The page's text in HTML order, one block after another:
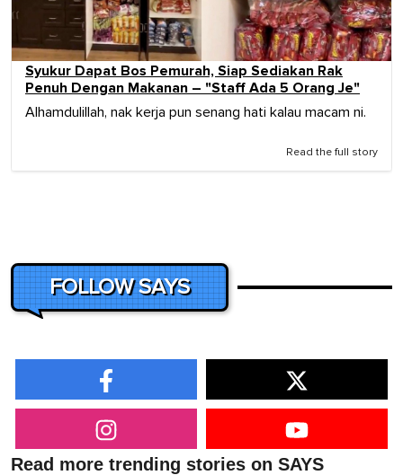
Syukur Dapat Bos Pemurah, Siap Sediakan Rak
Penuh Dengan Makanan – "Staff Ada 5 Orang Je"
Alhamdulillah, nak kerja pun senang hati kalau macam ni.
Read the full story
FOLLOW SAYS
Read more trending stories on SAYS